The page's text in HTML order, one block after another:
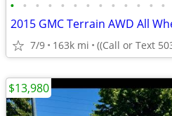
• • • • • • • • • • • • •
2015 GMC Terrain AWD All
7/9 163k mi ((Call or Text
$13,980